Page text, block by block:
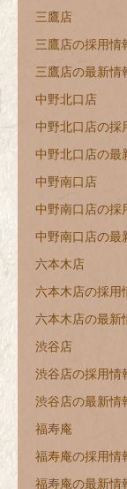
三鷹店
三鷹店の採用情
三鷹店の最新情
中野北口店
中野北口店の採
中野北口店の最
中野南口店
中野南口店の採
中野南口店の最
六本木店
六本木店の採用
六本木店の最新
渋谷店
渋谷店の採用情
渋谷店の最新情
福寿庵
福寿庵の採用情
福寿庵の最新情